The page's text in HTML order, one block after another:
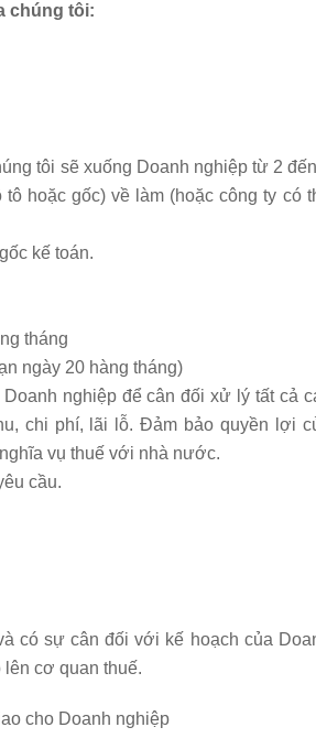
chúng tôi:
tôi sẽ xuống Doanh nghiệp từ 2
hoặc gốc) về làm (hoặc công ty có
kế toán.
tháng
ngày 20 hàng tháng)
nghiệp để cân đối xử lý tất cả
chi phí, lãi lỗ. Đảm bảo quyền lợi
vụ thuế với nhà nước.
cầu.
có sự cân đối với kế hoạch của
lên cơ quan thuế.
cho Doanh nghiệp